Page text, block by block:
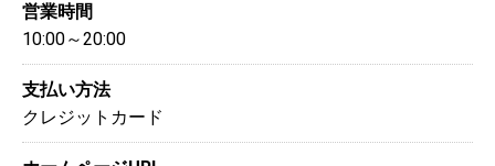
営業時間
10:00～20:00
支払い方法
クレジットカード